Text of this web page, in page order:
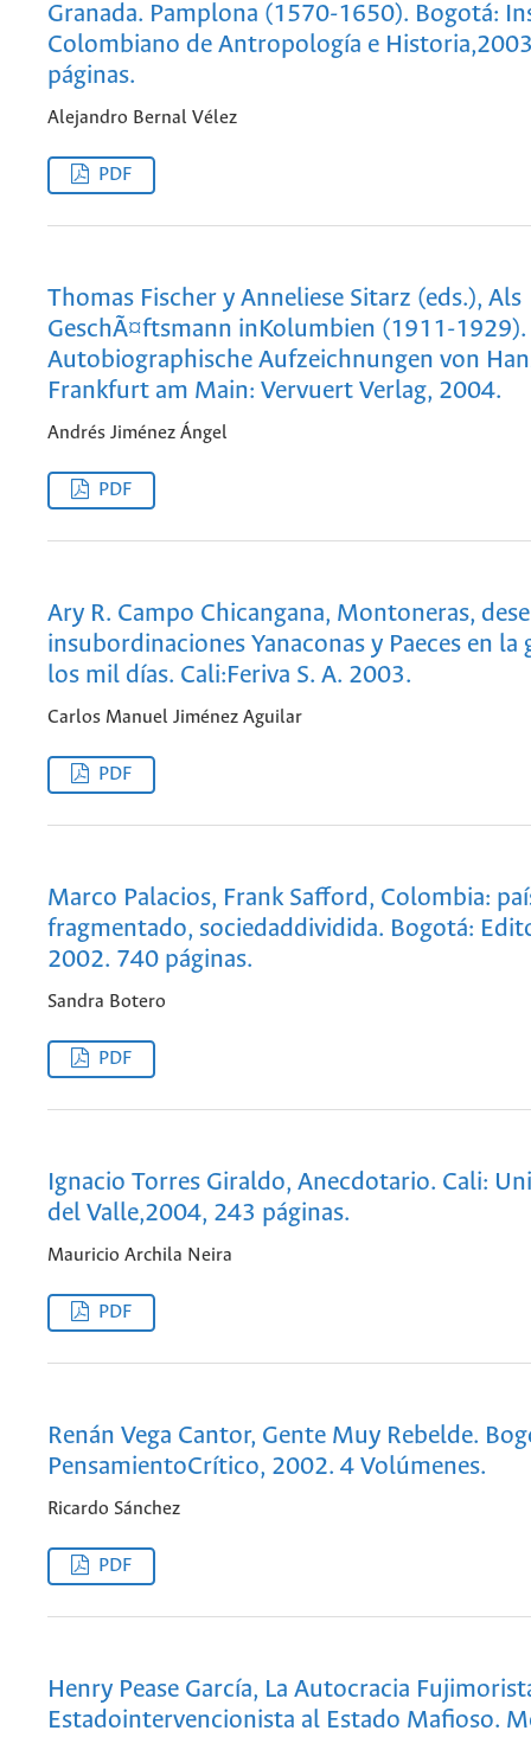
Granada. Pamplona (1570-1650). Bogotá:
Colombiano de Antropología e
páginas.
Alejandro Bernal Vélez
PDF
Thomas Fischer y Anneliese Sitarz (eds.), Als
GeschÃ¤ftsmann inKolumbien (1911-1929).
Autobiographische Aufzeichnungen von
Frankfurt am Main: Vervuert Verlag, 2004.
Andrés Jiménez Ángel
PDF
Ary R. Campo Chicangana, Montoneras,
insubordinaciones Yanaconas y Paeces en la
los mil días. Cali:Feriva S. A. 2003.
Carlos Manuel Jiménez Aguilar
PDF
Marco Palacios, Frank Safford, Colombia:
fragmentado, sociedaddividida. Bogotá:
2002. 740 páginas.
Sandra Botero
PDF
Ignacio Torres Giraldo, Anecdotario. Cali:
del Valle,2004, 243 páginas.
Mauricio Archila Neira
PDF
Renán Vega Cantor, Gente Muy Rebelde.
PensamientoCrítico, 2002. 4 Volúmenes.
Ricardo Sánchez
PDF
Henry Pease García, La Autocracia
Estadointervencionista al Estado Mafioso.